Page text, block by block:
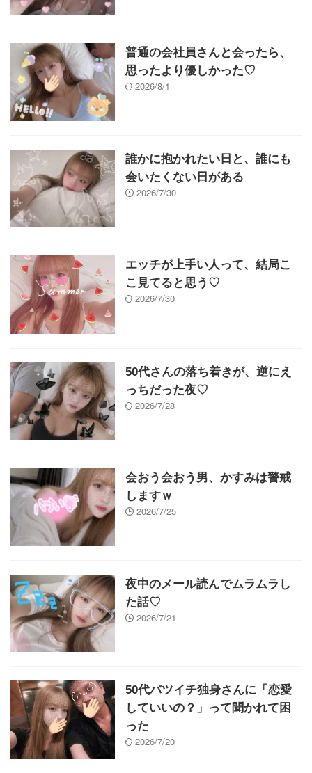
普通の会社員さんと会ったら、
思ったより優しかった♡
2026/8/1
誰かに抱かれたい日と、誰にも
会いたくない日がある
2026/7/30
エッチが上手い人って、結局こ
こ見てると思う♡
2026/7/30
50代さんの落ち着きが、逆にえ
っちだった夜♡
2026/7/28
会おう会おう男、かすみは警戒
しますｗ
2026/7/25
夜中のメール読んでムラムラし
た話♡
2026/7/21
50代バツイチ独身さんに「恋愛
していいの？」って聞かれて困
った
2026/7/20